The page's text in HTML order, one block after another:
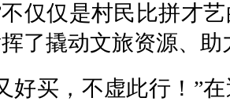
不仅仅是村民比拼才
了撬动文旅资源、
好买，不虚此行！”